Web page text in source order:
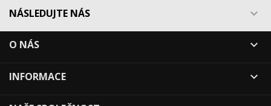
NÁSLEDUJTE NÁS 
O NÁS 
INFORMACE 